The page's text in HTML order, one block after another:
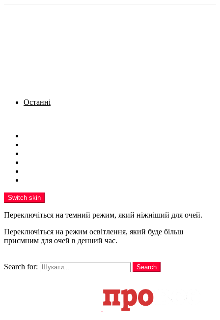
Останні
Switch skin
Переключіться на темний режим, який ніжніший для очей.
Переключіться на режим освітлення, який буде більш
приємним для очей в денний час.
Search for:
Search